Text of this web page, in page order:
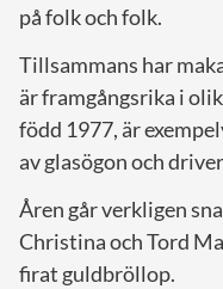
på folk och folk.
Tillsammans har
är framgångsrika i
född 1977, är
av glasögon och
Åren går verkligen
Christina och Tord
firat guldbröllop.